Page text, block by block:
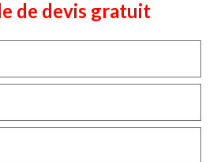
de devis gratuit